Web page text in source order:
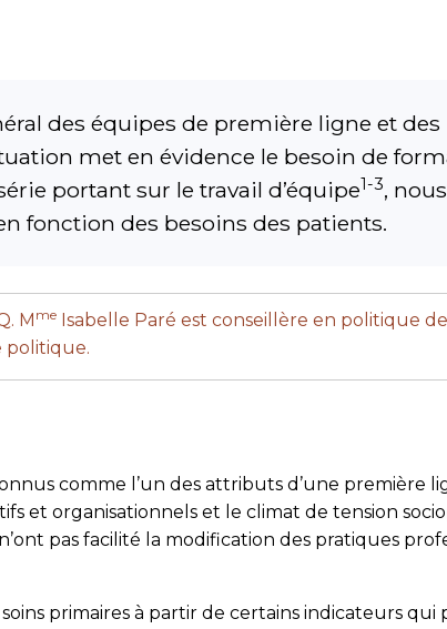
des équipes de première ligne et des
met en évidence le besoin de
portant sur le travail d’équipe1-3, nous
fonction des besoins des patients.
M me Isabelle Paré est conseillère en politique
politique.
comme l’un des attributs d’une première
et organisationnels et le climat de tension
pas facilité la modification des pratiques
primaires à partir de certains indicateurs